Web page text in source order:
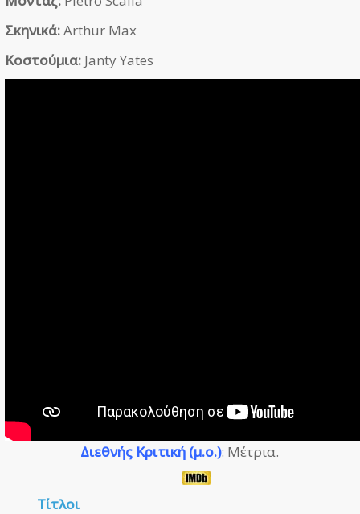
Σκηνικά:Arthur Max
Κοστούμια: Janty Yates
Διεθνής Κριτική (μ.ο.): Μέτρια.
Τίτλοι